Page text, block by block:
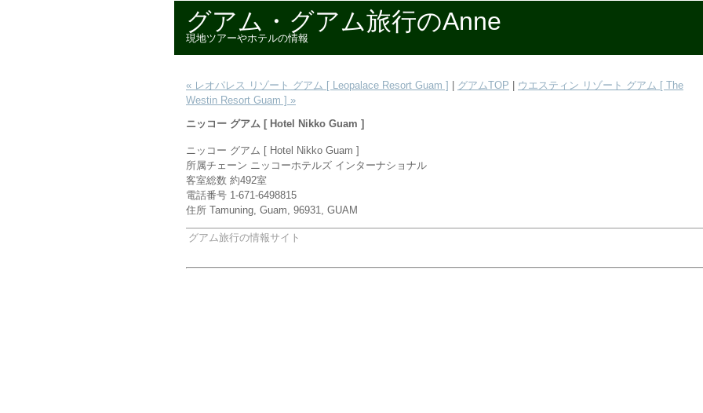
グアム・グアム旅行のAnne
現地ツアーやホテルの情報
« レオパレス リゾート グアム [ Leopalace Resort Guam ] グアムTOP
ウエスティン リゾート グアム [ The
Westin Resort Guam ] »
ニッコー グアム [ Hotel Nikko Guam ]
ニッコー グアム [ Hotel Nikko Guam ]
所属チェーン ニッコーホテルズ インターナショナル
客室総数 約492室
電話番号 1-671-6498815
住所 Tamuning, Guam, 96931, GUAM
グアム旅行の情報サイト